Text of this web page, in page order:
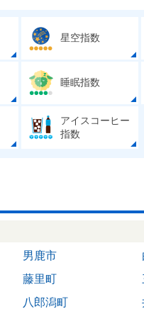
星空指数
睡眠指数
アイスコーヒー
指数
男鹿市
藤里町
八郎潟町